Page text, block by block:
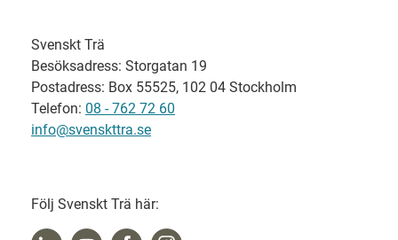
Svenskt Trä
Besöksadress: Storgatan 19
Postadress: Box 55525, 102 04 Stockholm
Telefon: 08 - 762 72 60
info@svenskttra.se
Följ Svenskt Trä här: